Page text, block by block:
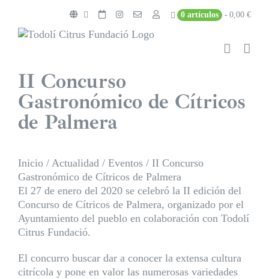
contenido
0 artículos 0,00 €
II Concurso
Gastronómico de Cítricos
de Palmera
Inicio / Actualidad / Eventos / II Concurso
Gastronómico de Cítricos de Palmera
El 27 de enero del 2020 se celebró la II edición del
Concurso de Cítricos de Palmera, organizado por el
Ayuntamiento del pueblo en colaboración con Todolí
Citrus Fundació.
El concurro buscar dar a conocer la extensa cultura
citrícola y pone en valor las numerosas variedades